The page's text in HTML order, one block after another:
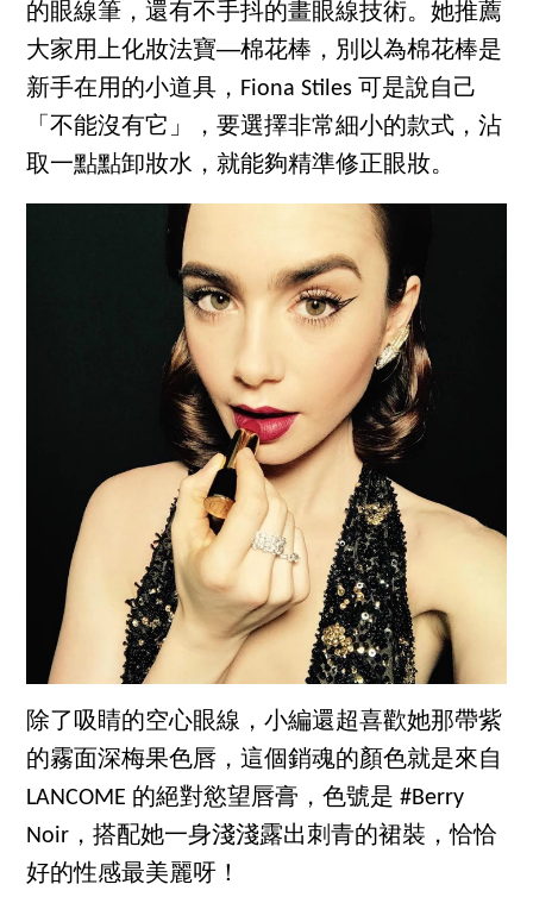
的眼線筆，還有不手抖的畫眼線技術。她推薦
大家用上化妝法寶──棉花棒，別以為棉花棒是
新手在用的小道具，Fiona Stiles 可是說自己
「不能沒有它」，要選擇非常細小的款式，沾
取一點點卸妝水，就能夠精準修正眼妝。
除了吸睛的空心眼線，小編還超喜歡她那帶紫
的霧面深梅果色唇，這個銷魂的顏色就是來自
LANCOME 的絕對慾望唇膏，色號是 #Berry
Noir，搭配她一身淺淺露出刺青的裙裝，恰恰
好的性感最美麗呀！